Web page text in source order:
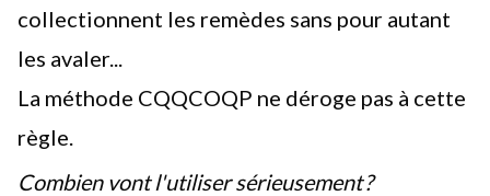
collectionnent les remèdes sans pour autant
les avaler...
La méthode CQQCOQP ne déroge pas à cette
règle.
Combien vont l'utiliser sérieusement ?